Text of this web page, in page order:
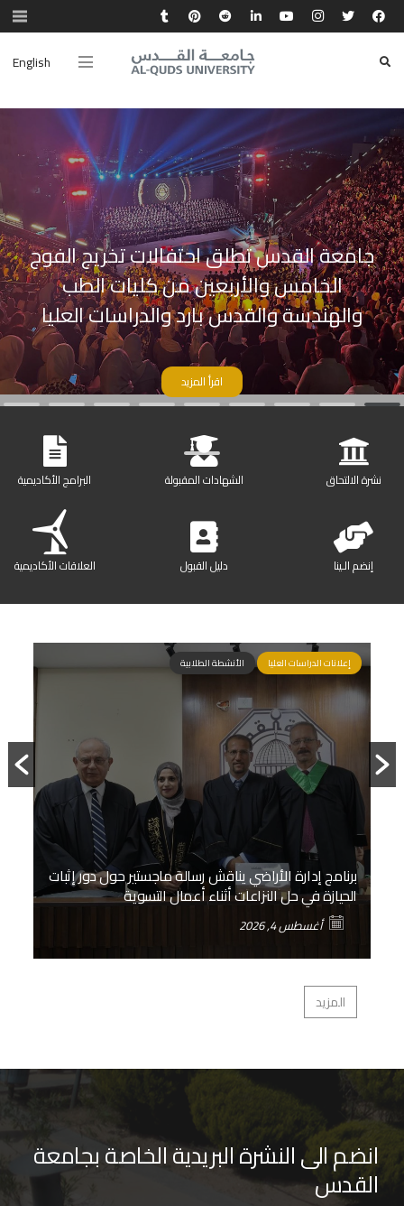
English
جامعة القدس تطلق احتفالات تخريج الفوج
الخامس والأربعين من كليات الطب
والهندسة والقدس بارد والدراسات العليا
اقرأ المزيد
نشرة الالتحاق الشهادات المقبولة البرامج الأكاديمية
إنضم الـينا دليل القبول العلاقات الأكاديمية
إعلانات الدراسات العليا الأنشطة الطلابية
برنامج إدارة الأراضي يناقش رسالة ماجستير حول دور إثبات
الحيازة في حل النزاعات أثناء أعمال التسوية
أغسطس 4, 2026
المزيد
انضم الى النشرة البريدية الخاصة بجامعة
القدس